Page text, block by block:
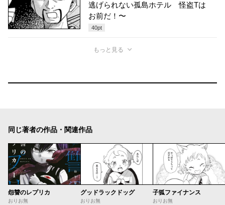
逃げられない孤島ホテル 怪盗Tは
お前だ！〜
40pt
もっと見る
同じ著者の作品・関連作品
怨讐のレプリカ
おりお無
グッドラックドッグ
おりお無
子狐ファイナンス
おりお無